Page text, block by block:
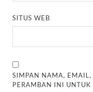
SITUS WEB
SIMPAN NAMA, EMAIL,
PERAMBAN INI UNTUK